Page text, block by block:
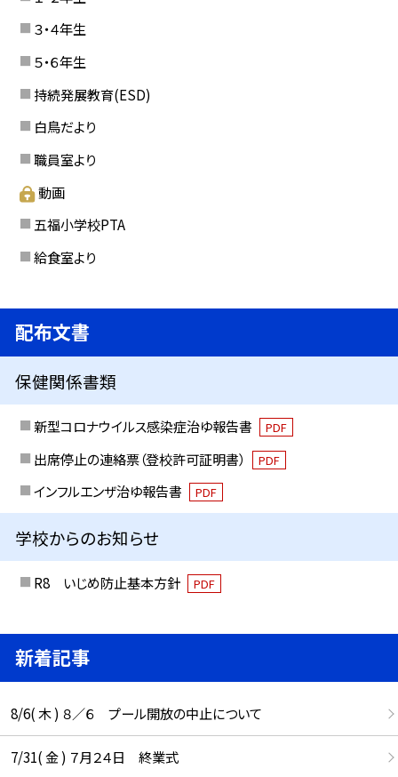
３・４年生
５・６年生
持続発展教育(ESD)
白鳥だより
職員室より
動画
五福小学校PTA
給食室より
配布文書
保健関係書類
新型コロナウイルス感染症治ゆ報告書 PDF
出席停止の連絡票（登校許可証明書） PDF
インフルエンザ治ゆ報告書 PDF
学校からのお知らせ
R8 いじめ防止基本方針 PDF
新着記事
8/6( 木 ) ８／６ プール開放の中止について
7/31( 金 ) ７月２４日 終業式